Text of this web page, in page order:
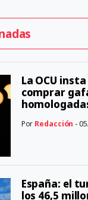
La OCU
comprar
Por Redacción -
España: el
los 46,5